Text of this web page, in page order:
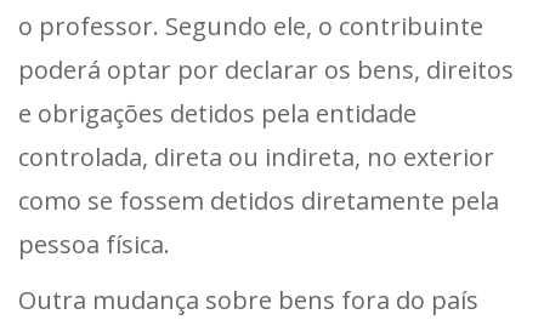
o professor. Segundo ele, o contribuinte
poderá optar por declarar os bens, direitos
e obrigações detidos pela entidade
controlada, direta ou indireta, no exterior
como se fossem detidos diretamente pela
pessoa física.
Outra mudança sobre bens fora do país